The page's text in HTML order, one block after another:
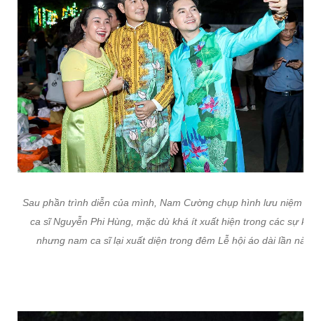
Sau phần trình diễn của mình, Nam Cường chụp hình lưu niệm
ca sĩ Nguyễn Phi Hùng, mặc dù khá ít xuất hiện trong các sự
nhưng nam ca sĩ lại xuất diện trong đêm Lễ hội áo dài lần này.